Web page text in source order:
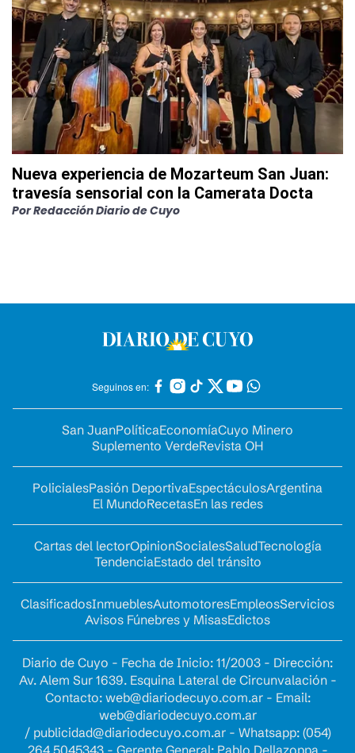
Nueva experiencia de Mozarteum San Juan:
travesía sensorial con la Camerata Docta
PorRedacción Diario de Cuyo
Seguinos en:
San JuanPolíticaEconomíaCuyo Minero
Suplemento VerdeRevista OH
PolicialesPasión DeportivaEspectáculosArgentina
El MundoRecetasEn las redes
Cartas del lectorOpinionSocialesSaludTecnología
TendenciaEstado del tránsito
ClasificadosInmueblesAutomotoresEmpleosServicios
Avisos Fúnebres y MisasEdictos
Diario de Cuyo - Fecha de Inicio: 11/2003 - Dirección:
Av. Alem Sur 1639. Esquina Lateral de Circunvalación -
Contacto: web@diariodecuyo.com.ar- Email:
web@diariodecuyo.com.ar
/ publicidad@diariodecuyo.com.ar- Whatsapp: (054)